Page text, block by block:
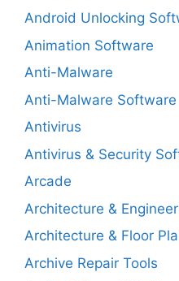
Android Unlocking
Animation Software
Anti-Malware
Anti-Malware Software
Antivirus
Antivirus & Security
Arcade
Architecture &
Architecture & Floor
Archive Repair Tools